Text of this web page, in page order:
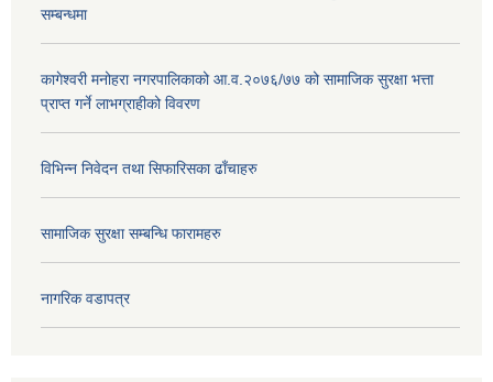
सम्बन्धमा
कागेश्वरी मनोहरा नगरपालिकाको आ.व.२०७६/७७ को सामाजिक सुरक्षा भत्ता
प्राप्त गर्ने लाभग्राहीको विवरण
विभिन्न निवेदन तथा सिफारिसका ढाँचाहरु
सामाजिक सुरक्षा सम्बन्धि फारामहरु
नागरिक वडापत्र